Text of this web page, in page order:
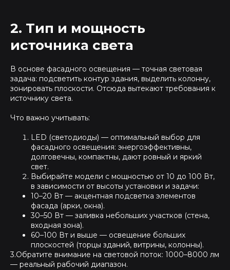
2. Тип и мощность
источника света
В основе фасадного освещения — точная световая
задача: подсветить контур здания, выделить колонну,
зонировать плоскости. Отсюда вытекают требования к
источнику света.
Что важно учитывать:
LED (светодиоды) — оптимальный выбор для
фасадного освещения: энергоэффективны,
долговечны, компактны, дают ровный и яркий
свет.
Выбирайте модели с мощностью от 10 до 100 Вт,
в зависимости от высоты установки и задачи:
10–20 Вт — акцентная подсветка элементов
фасада (арки, окна).
30–50 Вт — заливка небольших участков (стена,
входная зона).
60–100 Вт и выше — освещение больших
плоскостей (торцы зданий, витрины, колонны).
3.Обратите внимание на световой поток: 1000–8000 лм
— реальный рабочий диапазон.